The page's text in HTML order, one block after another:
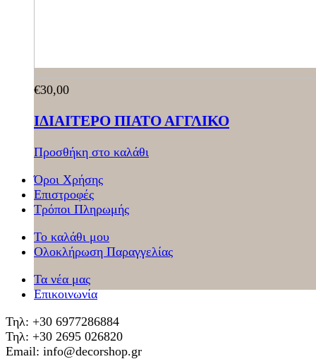
€30,00
ΙΔΙΑΙΤΕΡΟ ΠΙΑΤΟ ΑΓΓΛΙΚΟ
Προσθήκη στο καλάθι
Όροι Χρήσης
Επιστροφές
Τρόποι Πληρωμής
Το καλάθι μου
Ολοκλήρωση Παραγγελίας
Τα νέα μας
Επικοινωνία
Τηλ: +30 6977286884
Τηλ: +30 2695 026820
Email: info@decorshop.gr